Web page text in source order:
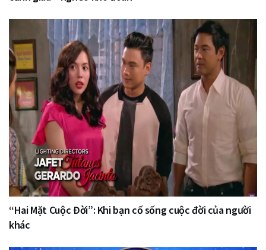
“Hai Mặt Cuộc Đời”: Khi bạn cố sống cuộc đời của người
khác